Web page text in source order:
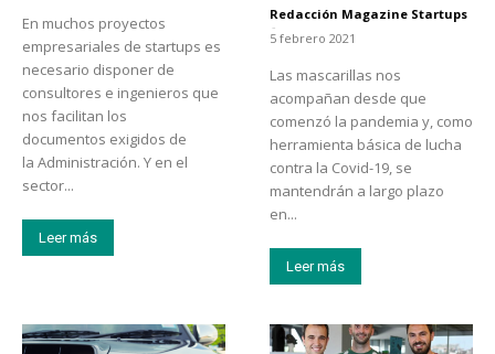
En muchos proyectos
empresariales de startups es
necesario disponer de
consultores e ingenieros que
nos facilitan los
documentos exigidos de
la Administración. Y en el
sector...
Leer más
Redacción Magazine Startups
-
5 febrero 2021
Las mascarillas nos
acompañan desde que
comenzó la pandemia y, como
herramienta básica de lucha
contra la Covid-19, se
mantendrán a largo plazo
en...
Leer más